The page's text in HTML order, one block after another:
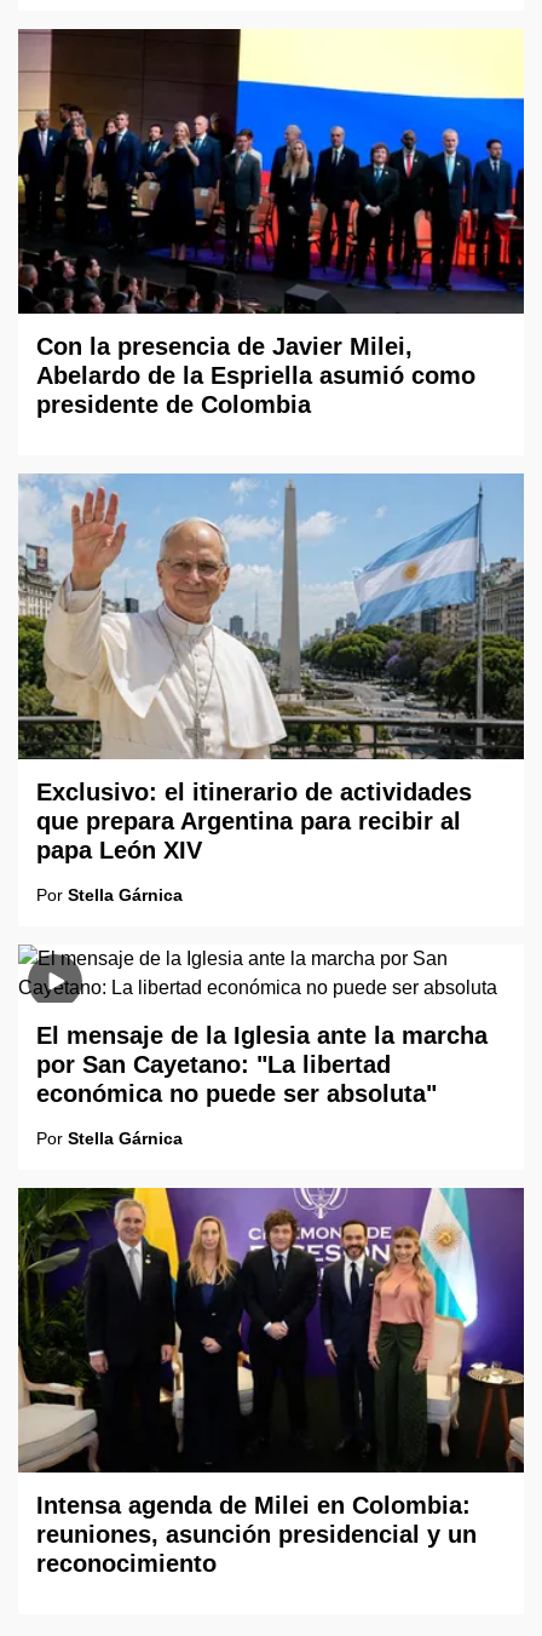
Con la presencia de Javier Milei,
Abelardo de la Espriella asumió como
presidente de Colombia
Exclusivo: el itinerario de actividades
que prepara Argentina para recibir al
papa León XIV
Por Stella Gárnica
El mensaje de la Iglesia ante la marcha
por San Cayetano: "La libertad
económica no puede ser absoluta"
Por Stella Gárnica
Intensa agenda de Milei en Colombia:
reuniones, asunción presidencial y un
reconocimiento